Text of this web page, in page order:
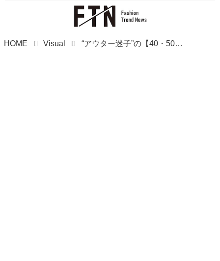
HOME Visual “アウター迷子”の【40・50代】にこの1枚！ 今から買い足したい「最旬アウター」